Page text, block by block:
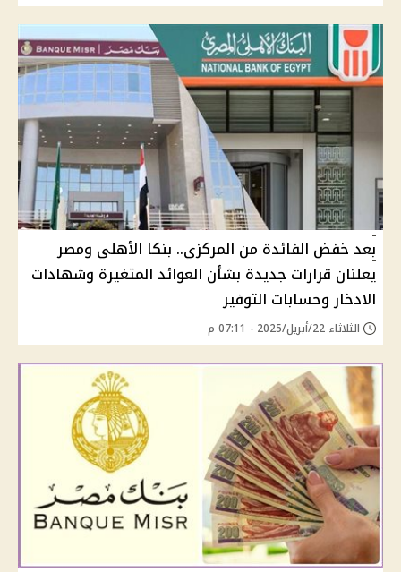
بعد خفض الفائدة من المركزي.. بنكا الأهلي ومصر
يعلنان قرارات جديدة بشأن العوائد المتغيرة وشهادات
الادخار وحسابات التوفير
الثلاثاء 22/أبريل/2025 - 07:11 م